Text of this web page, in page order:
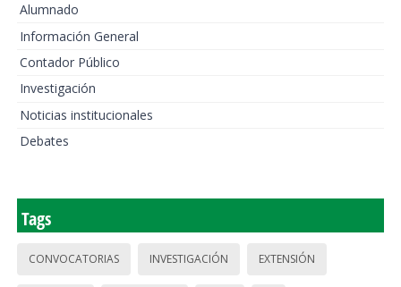
Alumnado
Información General
Contador Público
Investigación
Noticias institucionales
Debates
Tags
CONVOCATORIAS INVESTIGACIÓN EXTENSIÓN